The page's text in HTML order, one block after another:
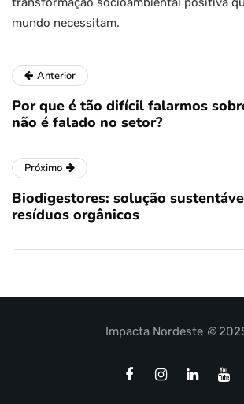
mundo necessitam.
Anterior
Por que é tão difícil falarmos
não é falado no setor?
Próximo
Biodigestores: solução
resíduos orgânicos
Impacta Nordeste ©